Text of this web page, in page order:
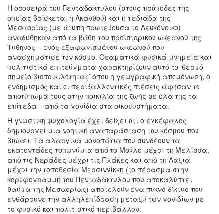
Η οροσειρά του Πενταδάκτυλου (στους πρόποδες της
οποίας βρίσκεται η Ακανθού) και η πεδιάδα της
Μεσαορίας (με άτυπη πρωτεύουσα το Λευκόνοικο)
αναδύθηκαν από τα βάθη του προϊστορικού ωκεανού της
Τυθήνος – ενός εξαφανισμένου ωκεανού που
ανασχημάτισε τον κόσμο. Θεαματικά φυσικά μνημεία και
πολιτιστικά επιτεύγματα χαρακτηρίζουν αυτό το ‘θερμό
σημείο βιοποικιλότητας’ όπου η γεωγραφική απομόνωση, ο
ενδημισμός και οι περιβαλλοντικές πιέσεις άφησαν το
αποτύπωμά τους στην ποικιλία της ζωής σε όλα της τα
επίπεδα – από τα γονίδια στα οικοσυστήματα.
Η γνωστική ψυχολογία έχει δείξει ότι ο εγκέφαλος
δημιουργεί μια νοητική αναπαράσταση του κόσμου που
βιώνει. Tα αλαργινά μονοπάτια που συνδέουν τα
εκατοντάδες τοπωνύμια από το Μούλο μέχρι τη Μελίσσα,
από τις Νεράδες μέχρι τις Πλάκες και από τη Λαξιά
μέχρι την τοποθεσία Μερσιννίκκη (το πέρασμα στην
κορυφογραμμή του Πενταδάκτυλου που αποκαλύπτει
θαύμα της Μεσαορίας) αποτελούν ένα πυκνό δίκτυο που
ενθάρρυνε την αλληλεπίδραση μεταξύ των γονιδίων με
το φυσικό και πολιτιστικό περιβάλλον.